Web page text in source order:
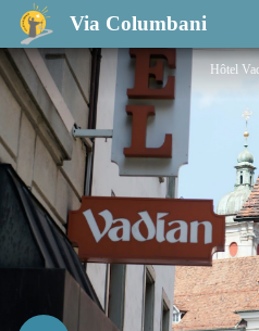
Via Columbani
Hôtel Vadian
Hôtel